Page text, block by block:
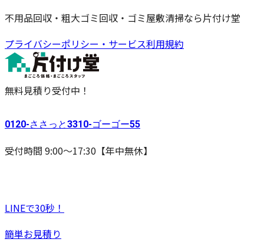
不用品回収・粗大ゴミ回収・ゴミ屋敷清掃なら片付け堂
プライバシーポリシー・サービス利用規約
無料見積り受付中！
0120-ささっと3310-ゴーゴー55
受付時間 9:00〜17:30【年中無休】
LINEで30秒！
簡単お見積り